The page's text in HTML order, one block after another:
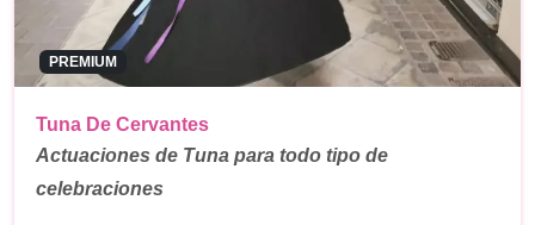
PREMIUM
Tuna De Cervantes
Actuaciones de Tuna para todo tipo de
celebraciones